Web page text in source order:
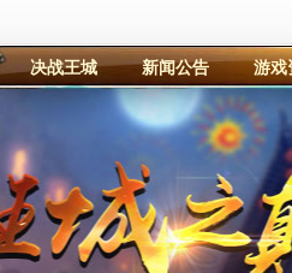
决战王城 新闻公告 游戏